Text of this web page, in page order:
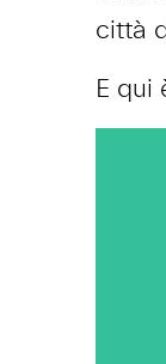
città
E qui